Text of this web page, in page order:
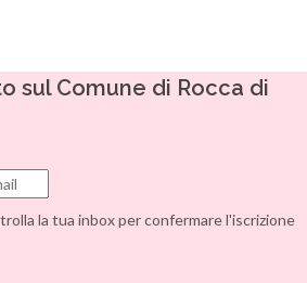
sul Comune di Rocca di
la tua inbox per confermare l'iscrizione